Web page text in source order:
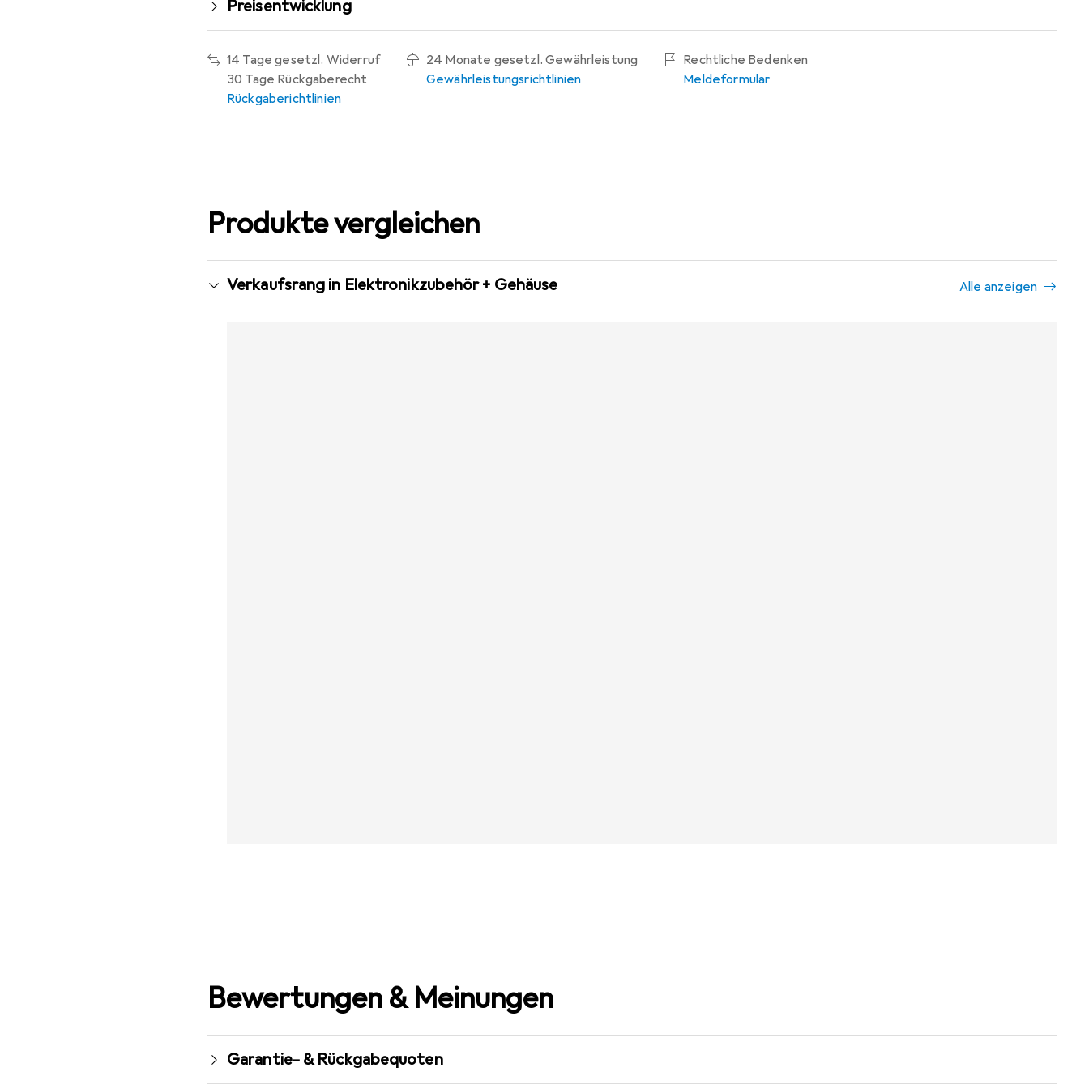
Betriebsumgebungstemperatur min.: +5°C
Preisentwicklung
14 Tage gesetzl. Widerruf
30 Tage Rückgaberecht
Rückgaberichtlinien
24 Monate gesetzl. Gewährleistung
Gewährleistungsrichtlinien
Rechtliche Bedenken
Meldeformular
Produkte vergleichen
Verkaufsrang in Elektronikzubehör + Gehäuse Alle anzeigen
Bewertungen & Meinungen
Garantie- & Rückgabequoten